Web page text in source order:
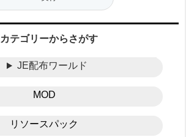
カテゴリーからさがす
JE配布ワールド
MOD
リソースパック